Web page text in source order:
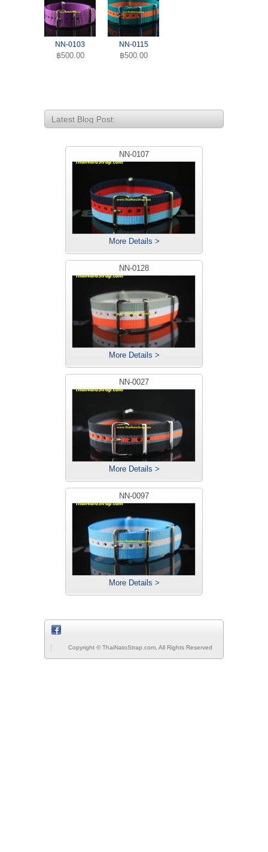
NN-0103
฿500.00
NN-0115
฿500.00
Latest Blog Post:
NN-0107
More Details >
NN-0128
More Details >
NN-0027
More Details >
NN-0097
More Details >
Copyright © ThaiNatoStrap.com, All Rights Reserved